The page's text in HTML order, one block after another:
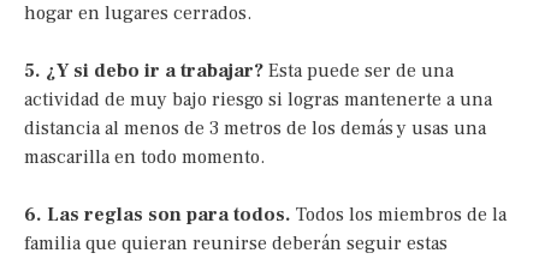
hogar en lugares cerrados.
5. ¿Y si debo ir a trabajar? Esta puede ser de una
actividad de muy bajo riesgo si logras mantenerte a una
distancia al menos de 3 metros de los demás y usas una
mascarilla en todo momento.
6. Las reglas son para todos. Todos los miembros de la
familia que quieran reunirse deberán seguir estas